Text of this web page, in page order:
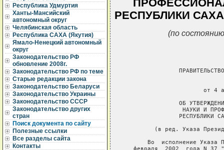
Республика Удмуртия
Ханты-Мансийский
автономный округ
Челябинская область
Республика САХА (Якутия)
Ямало-Ненецкий автономный
округ
Законодательство РФ
обновление 2008г.
Законодательство РФ по теме
Старые редакции закона
Законодательство Беларуси
Законодательство Украины
Законодательство СССР
Законодательство других
стран
Поиск документа по сайту
Полезные ссылки
Все разделы сайта
Контакты
РЕСПУБЛИКИ
(по